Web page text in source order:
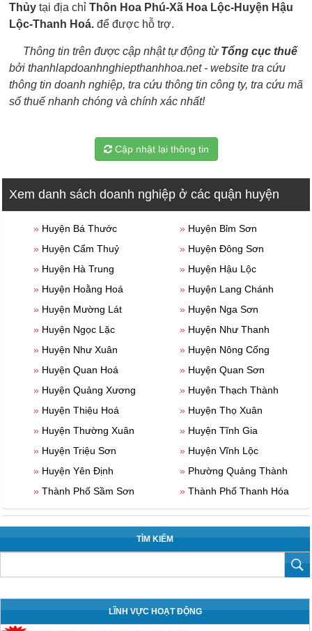
Thủy tại địa chỉ Thôn Hoa Phú-Xã Hoa Lộc-Huyện Hậu
Lộc-Thanh Hoá. để được hỗ trợ.
Thông tin trên được cập nhật tự động từ Tổng cục thuế
bởi thanhlapdoanhnghiepthanhhoa.net - website tra cứu
thông tin doanh nghiệp, tra cứu thông tin công ty, tra cứu mã
số thuế nhanh chóng và chính xác nhất!
Cập nhật lại thông tin
Xem danh sách doanh nghiệp ở các quận huyện
» Huyện Bá Thước » Huyện Bỉm Sơn
» Huyện Cẩm Thuỷ » Huyện Đông Sơn
» Huyện Hà Trung » Huyện Hậu Lộc
» Huyện Hoằng Hoá » Huyện Lang Chánh
» Huyện Mường Lát » Huyện Nga Sơn
» Huyện Ngọc Lặc » Huyện Như Thanh
» Huyện Như Xuân » Huyện Nông Cống
» Huyện Quan Hoá » Huyện Quan Sơn
» Huyện Quảng Xương » Huyện Thạch Thành
» Huyện Thiệu Hoá » Huyện Thọ Xuân
» Huyện Thường Xuân » Huyện Tĩnh Gia
» Huyện Triệu Sơn » Huyện Vĩnh Lộc
» Huyện Yên Định » Phường Quảng Thành
» Thành Phố Sầm Sơn »Thành Phố Thanh Hóa
TÌM KIẾM
LĨNH VỰC HOẠT ĐỘNG